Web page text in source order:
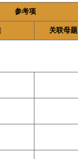
参考项
关联母题